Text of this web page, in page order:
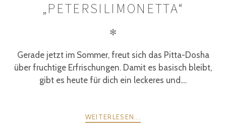
„PETERSILIMONETTA“
✻
Gerade jetzt im Sommer, freut sich das Pitta-Dosha
über fruchtige Erfrischungen. Damit es basisch bleibt,
gibt es heute für dich ein leckeres und....
WEITERLESEN...